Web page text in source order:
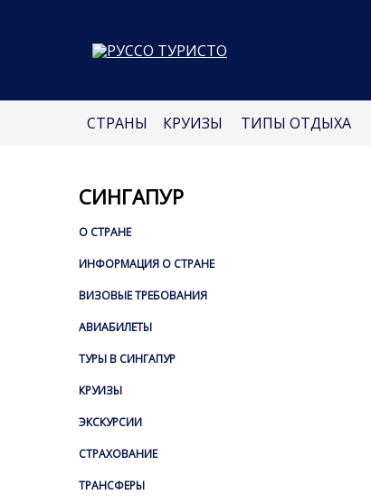
СТРАНЫ КРУИЗЫ ТИПЫ ОТДЫХА
СИНГАПУР
О СТРАНЕ
ИНФОРМАЦИЯ О СТРАНЕ
ВИЗОВЫЕ ТРЕБОВАНИЯ
АВИАБИЛЕТЫ
ТУРЫ В СИНГАПУР
КРУИЗЫ
ЭКСКУРСИИ
СТРАХОВАНИЕ
ТРАНСФЕРЫ